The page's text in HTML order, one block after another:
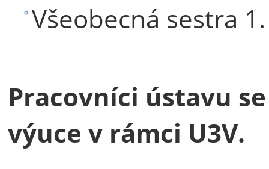
Všeobecná sestra
Pracovníci ústavu
výuce v rámci U3V.